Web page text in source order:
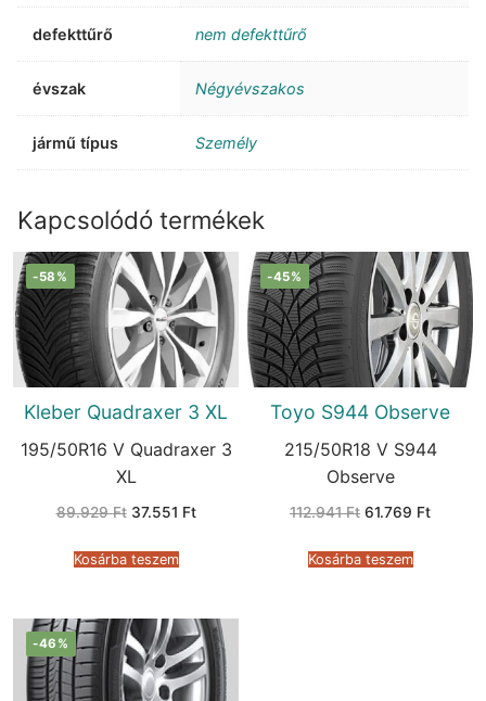
defekttűrő nem defekttűrő
évszak Négyévszakos
jármű típus Személy
Kapcsolódó termékek
-58%
Kleber Quadraxer 3 XL
195/50R16 V Quadraxer 3
XL
89.929Ft Original
89.929 Ft.
37.551 FtCurrent
Kosárba teszem
-45%
Toyo S944 Observe
215/50R18 V S944
Observe
112.941Ft Original
112.941 Ft.
61.769 FtCurrent
Kosárba teszem
-46%